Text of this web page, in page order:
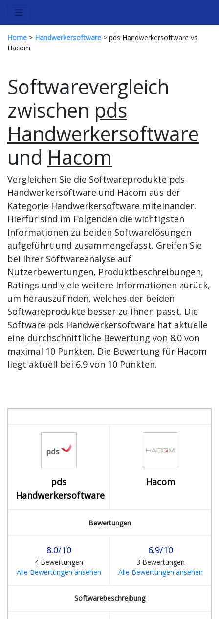
Home > Handwerkersoftware > pds Handwerkersoftware vs
Hacom
Softwarevergleich
zwischen pds
Handwerkersoftware
und Hacom
Vergleichen Sie die Softwareprodukte pds
Handwerkersoftware und Hacom aus der
Kategorie Handwerkersoftware miteinander.
Hierfür sind im Folgenden die wichtigsten
Informationen zu beiden Softwarelösungen
aufgeführt und zusammengefasst. Greifen Sie
bei Ihrer Softwareanalyse auf
Nutzerbewertungen, Produktbeschreibungen,
Ratings und viele weitere Informationen zurück,
um herauszufinden, welches der beiden
Softwareprodukte besser zu Ihnen passt. Die
Software pds Handwerkersoftware hat aktuelle
eine durchschnittliche Bewertung von 8.0 von
maximal 10 Punkten. Die Bewertung für Hacom
liegt aktuell bei 6.9 von 10 Punkten.
pds
Handwerkersoftware
Hacom
Bewertungen
8.0/10
4 Bewertungen
Alle Bewertungen ansehen
6.9/10
3 Bewertungen
Alle Bewertungen ansehen
Softwarebeschreibung